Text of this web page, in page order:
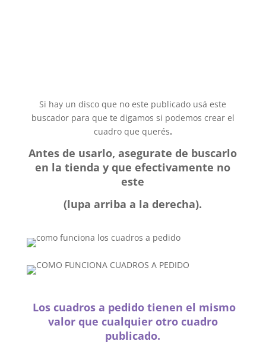
Si hay un disco que no este publicado usá este
buscador para que te digamos si podemos crear el
cuadro que querés.
Antes de usarlo, asegurate de buscarlo
en la tienda y que efectivamente no
este
(lupa arriba a la derecha).
Los cuadros a pedido tienen el mismo
valor que cualquier otro cuadro
publicado.